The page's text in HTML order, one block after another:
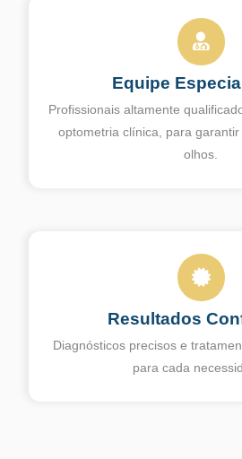
Equipe
Profissionais altamente
optometria clínica, para
olhos.
Resultados
Diagnósticos precisos e
para cada